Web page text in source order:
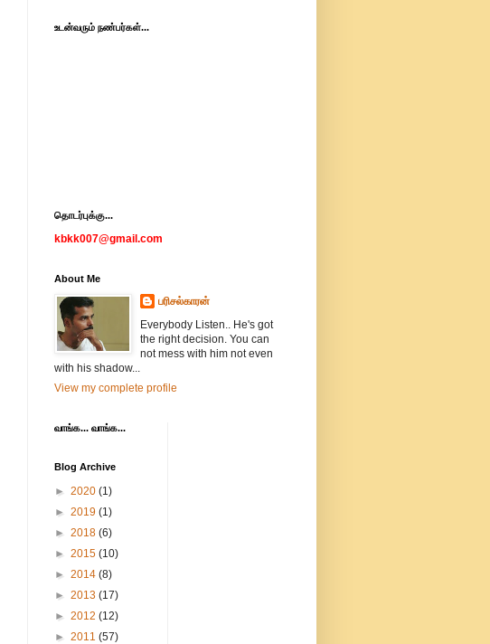
உடன்வரும் நண்பர்கள்...
தொடர்புக்கு...
kbkk007@gmail.com
About Me
பரிசல்காரன்
Everybody Listen.. He's got
the right decision. You can
not mess with him not even
with his shadow...
View my complete profile
வாங்க... வாங்க...
Blog Archive
► 2020 (1)
► 2019 (1)
► 2018 (6)
► 2015 (10)
► 2014 (8)
► 2013 (17)
► 2012 (12)
► 2011 (57)